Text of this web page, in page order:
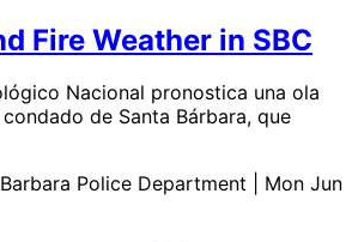
Fire Weather in SBC
Nacional pronostica una ola
de Santa Bárbara, que
Police Department
| Mon Jun